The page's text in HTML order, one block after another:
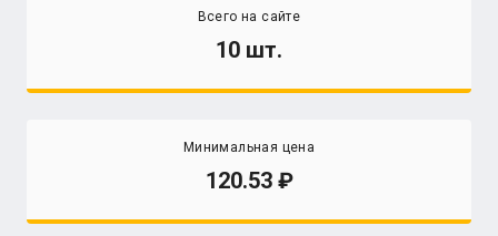
Всего на сайте
10 шт.
Минимальная цена
120.53